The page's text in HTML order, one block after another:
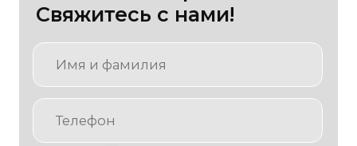
Нажимая на кнопку, вы даете
согласие наобработку